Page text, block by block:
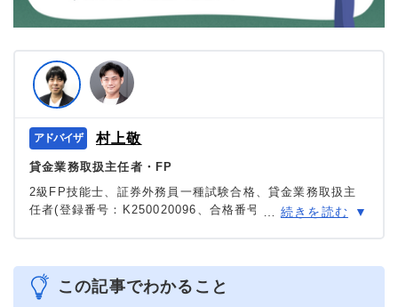
村上敬
貸金業務取扱主任者・FP
2級FP技能士、証券外務員一種試験合格、貸金業務取扱主
任者(登録番号：K250020096、合格番号：第F241000177
ン、FX、不動産、保険など、多くの金融領域における情報
メディアの編集・監修に携わり、実績は計2000本以上。ロ
ーン利用者へのインタビューなども多数実施し、専門知識
続きを読む
この記事でわかること